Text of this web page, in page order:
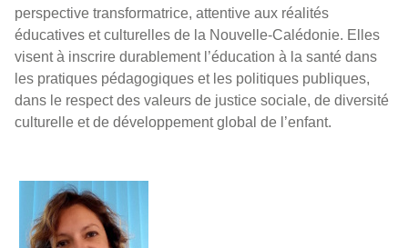
perspective transformatrice, attentive aux réalités
éducatives et culturelles de la Nouvelle-Calédonie. Elles
visent à inscrire durablement l’éducation à la santé dans
les pratiques pédagogiques et les politiques publiques,
dans le respect des valeurs de justice sociale, de diversité
culturelle et de développement global de l’enfant.